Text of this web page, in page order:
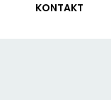
KONTAKT